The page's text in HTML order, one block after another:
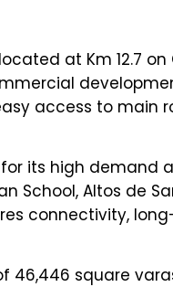
at Km 12.7
access to main
its high demand
School, Altos de
connectivity,
46,446 square